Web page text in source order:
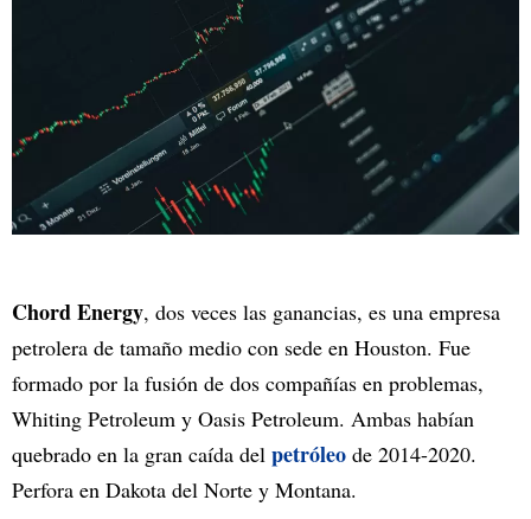
Chord Energy, dos veces las ganancias, es una empresa
petrolera de tamaño medio con sede en Houston. Fue
formado por la fusión de dos compañías en problemas,
Whiting Petroleum y Oasis Petroleum. Ambas habían
quebrado en la gran caída del petróleo de 2014-2020.
Perfora en Dakota del Norte y Montana.